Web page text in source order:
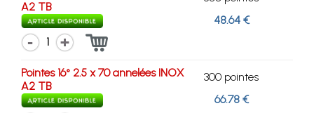
A2 TB
48.64 €
1
Pointes 16° 2.5 x 70 annelées INOX
A2 TB
300 pointes
66.78 €